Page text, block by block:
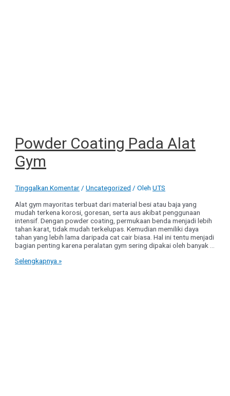
Powder Coating Pada Alat
Gym
Tinggalkan Komentar /Uncategorized / OlehUTS
Alat gym mayoritas terbuat dari material besi atau baja yang
mudah terkena korosi, goresan, serta aus akibat penggunaan
intensif. Dengan powder coating, permukaan benda menjadi lebih
tahan karat, tidak mudah terkelupas. Kemudian memiliki daya
tahan yang lebih lama daripada cat cair biasa. Hal ini tentu menjadi
bagian penting karena peralatan gym sering dipakai oleh banyak …
Powder
Selengkapnya »